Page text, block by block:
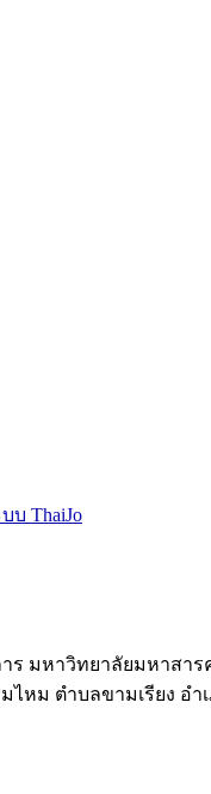
บ ThaiJo
ร มหาวิทยาลัยมหาสาร
หม ตำบลขามเรียง อ